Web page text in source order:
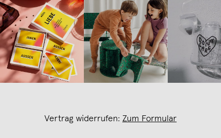
Vertrag widerrufen: Zum Formular